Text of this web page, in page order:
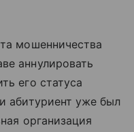
мошенничества
аннулировать
его статуса
абитуриент уже был
организация